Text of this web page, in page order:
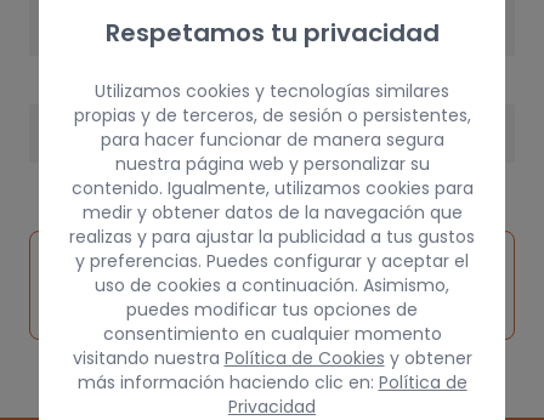
PESO
Inspeccionar
vehículo de
Solicitar
pieza
Consultar
por
Respetamos tu privacidad
Utilizamos cookies y tecnologías similares
propias y de terceros, de sesión o persistentes,
para hacer funcionar de manera segura
nuestra página web y personalizar su
contenido. Igualmente, utilizamos cookies para
medir y obtener datos de la navegación que
realizas y para ajustar la publicidad a tus gustos
y preferencias. Puedes configurar y aceptar el
uso de cookies a continuación. Asimismo,
puedes modificar tus opciones de
consentimiento en cualquier momento
visitando nuestra Política de Cookies y obtener
más información haciendo clic en: Política de
Privacidad